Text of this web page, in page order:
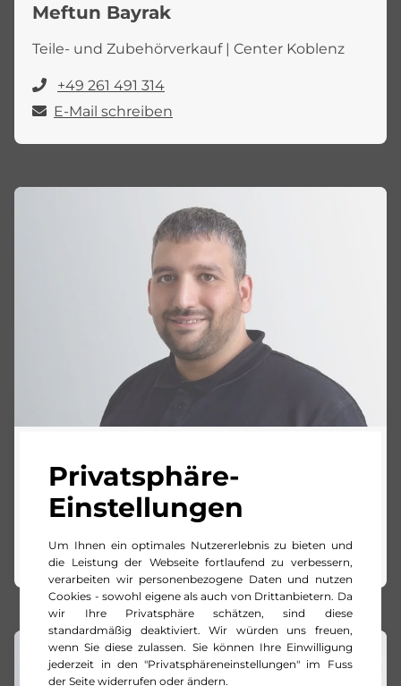
Privatsphäre-
Einstellungen
Um Ihnen ein optimales Nutzererlebnis zu bieten und
die Leistung der Webseite fortlaufend zu verbessern,
verarbeiten wir personenbezogene Daten und nutzen
Cookies - sowohl eigene als auch von Drittanbietern. Da
wir Ihre Privatsphäre schätzen, sind diese
standardmäßig deaktiviert. Wir würden uns freuen,
wenn Sie diese zulassen. Sie können Ihre Einwilligung
jederzeit in den "Privatsphäreneinstellungen" im Fuss
der Seite widerrufen oder ändern.
Meftun Bayrak
Teile- und Zubehörverkauf | Center Koblenz
+49 261 491 314
E-Mail schreiben
Serviceberater | Center Bad Säckingen
E-Mail schreiben